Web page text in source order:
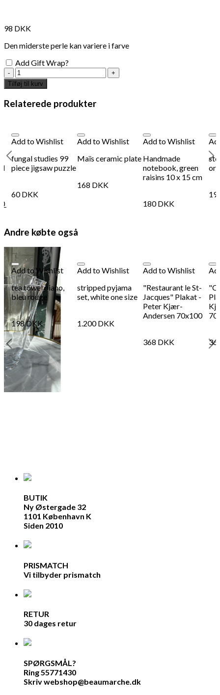
98 DKK
Den miderste perle kan variere i farve
Add Gift Wrap?
key
ring
orange
antal
Tilføj til kurv
Relaterede produkter
Add to Wishlist
fungal studies 99
piece jigsaw puzzle
60DKK
Add to Wishlist
Maïs ceramic plate
168 DKK
Add to Wishlist
Handmade
notebook, green
raisins 10 x 15 cm
180DKK
Andre købte også
Add to Wishlist
tea towel piano,
bleu rouge
198DKK
Add to Wishlist
stripped pyjama
set, white one size
1.200DKK
Add to Wishlist
"Restaurant le St-
Jacques" Plakat -
Peter Kjær-
Andersen 70x100
368 DKK
BUTIK
Ny Østergade 32
1101 København K
Siden 2010
PRISMATCH
Vi tilbyder prismatch
RETUR
30 dages retur
SPØRGSMÅL?
Ring 55771430
Skriv webshop@beaumarche.dk